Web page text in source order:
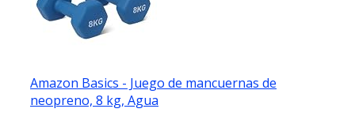
Amazon Basics - Juego de mancuernas de
neopreno, 8 kg, Agua